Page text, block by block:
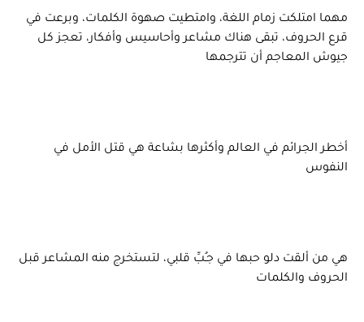
مهما امتلكت زمام اللغة، وامتطيت صهوة الكلمات، وبرعت في
قرع الحروف، تبقى هناك مشاعر وأحاسيس وأفكار، تعجز كل
جيوش المعاجم أن تترجمها
أخطر الجرائم في العالم وأكثرها بشاعة هي قتل الأمل في
النفوس
هي من ألقت دلو حبها في جـُبِّ قلبي، لتستخرج منه المشاعر قبل
الحروف والكلمات